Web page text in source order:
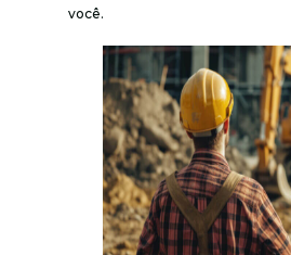
você.